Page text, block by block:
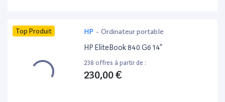
Top Produit HP - Ordinateur portable
HP EliteBook 840 G6 14”
238 offres à partir de :
230,00 €